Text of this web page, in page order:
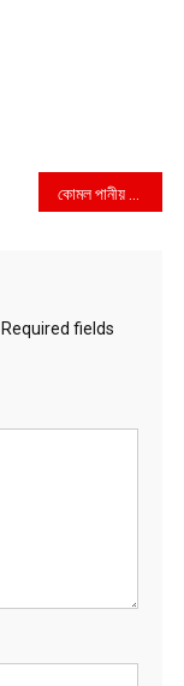
কোমল পানীয় পরিবহনের আড়ালে ৩৪ কেজি গাঁজা পাচারকালে ১ টি কাভার্ড ভ্যান সহ ২ জন গ্রেফতার
Required fields